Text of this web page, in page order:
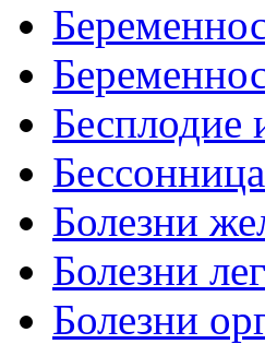
Бесплодие
Болезни
Болезни
Болезни